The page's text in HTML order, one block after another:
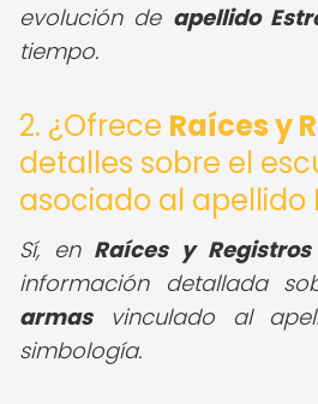
evolución de apellido
tiempo.
2. ¿Ofrece Raíces y
detalles sobre el
asociado al apellido
Sí, en Raíces y Registros
información detallada
armasvinculado al
simbología.